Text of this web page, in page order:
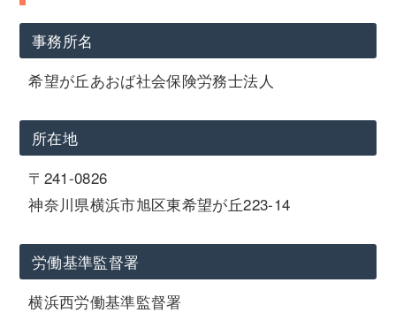
事務所名
希望が丘あおば社会保険労務士法人
所在地
〒241-0826
神奈川県横浜市旭区東希望が丘223-14
労働基準監督署
横浜西労働基準監督署